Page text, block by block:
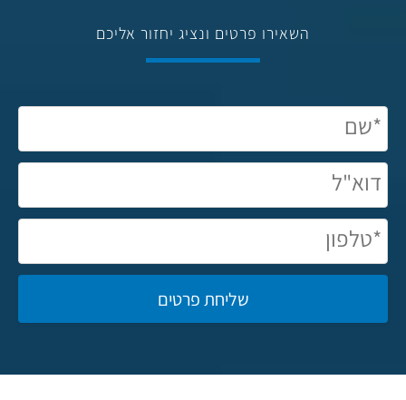
השאירו פרטים ונציג יחזור אליכם